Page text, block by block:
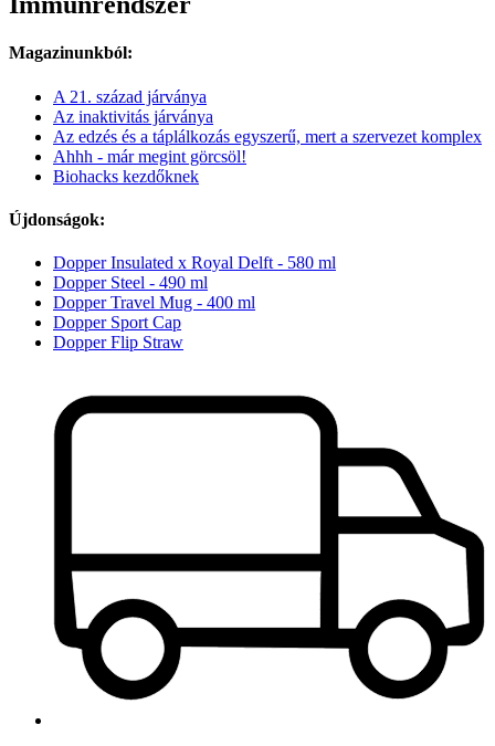
Magazinunkból:
A 21. század járványa
Az inaktivitás járványa
Az edzés és a táplálkozás egyszerű, mert a szervezet komplex
Ahhh - már megint görcsöl!
Biohacks kezdőknek
Újdonságok:
Dopper Insulated x Royal Delft - 580 ml
Dopper Steel - 490 ml
Dopper Travel Mug - 400 ml
Dopper Sport Cap
Dopper Flip Straw